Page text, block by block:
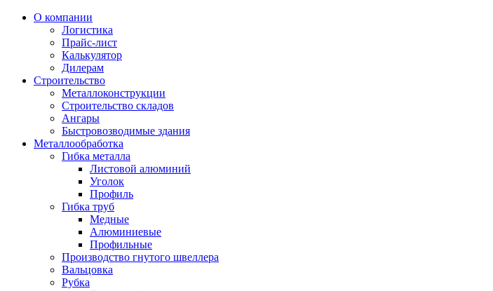
О компании
Логистика
Прайс-лист
Калькулятор
Дилерам
Строительство
Металлоконструкции
Строительство складов
Ангары
Быстровозводимые здания
Металлообработка
Гибка металла
Листовой алюминий
Уголок
Профиль
Гибка труб
Медные
Алюминиевые
Профильные
Производство гнутого швеллера
Вальцовка
Рубка